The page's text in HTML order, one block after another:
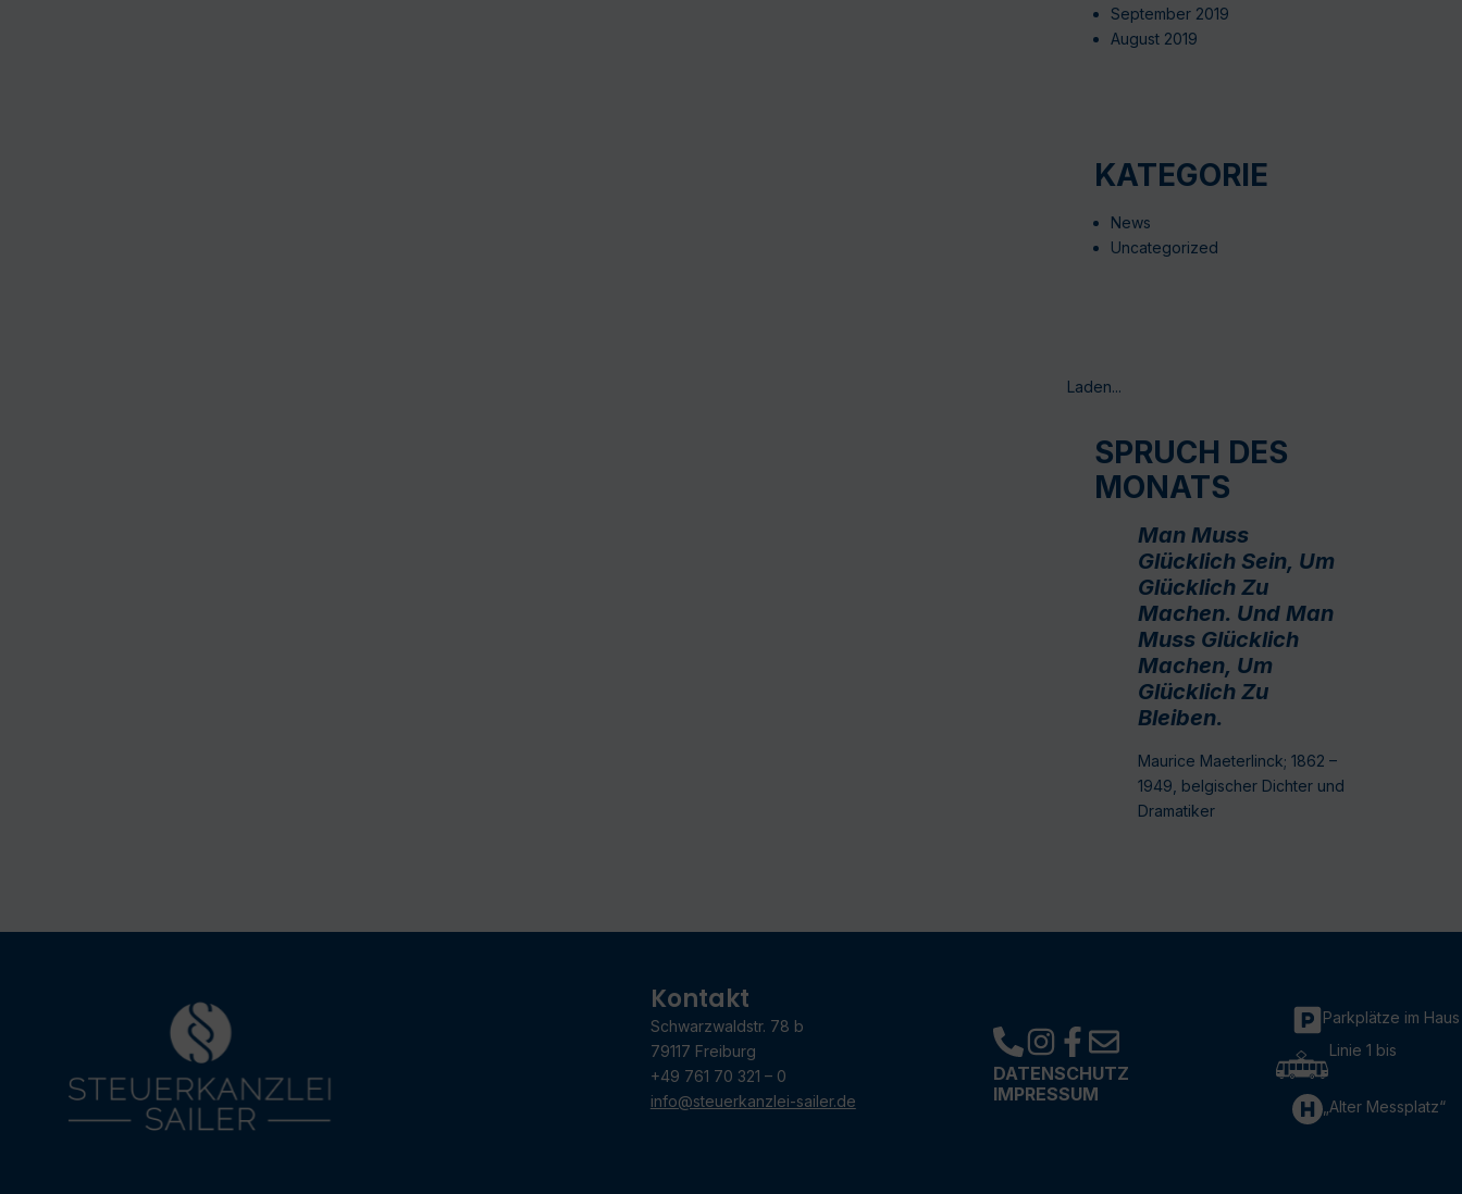
September 2019
August 2019
KATEGORIE
News
Uncategorized
Laden...
SPRUCH DES
MONATS
Man Muss
Glücklich Sein, Um
Glücklich Zu
Machen. Und Man
Muss Glücklich
Machen, Um
Glücklich Zu
Bleiben.
Maurice Maeterlinck; 1862 –
1949, belgischer Dichter und
Dramatiker
Kontakt
Schwarzwaldstr. 78 b
79117 Freiburg
+49 761 70 321 – 0
info@steuerkanzlei-sailer.de
DATENSCHUTZ
IMPRESSUM
Parkplätze im Haus
Linie 1 bis
„Alter Messplatz“